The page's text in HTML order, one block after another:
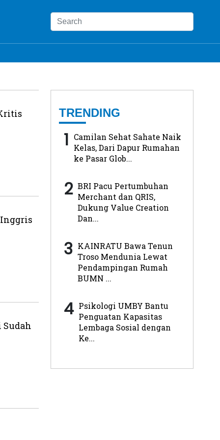
Sudah
TRENDING
1 Camilan Sehat Sahate Naik
Kelas, Dari Dapur Rumahan
ke Pasar Glob...
2 BRI Pacu Pertumbuhan
Merchant dan QRIS,
Dukung Value Creation
Dan...
3 KAINRATU Bawa Tenun
Troso Mendunia Lewat
Pendampingan Rumah
BUMN ...
4 Psikologi UMBY Bantu
Penguatan Kapasitas
Lembaga Sosial dengan
Ke...